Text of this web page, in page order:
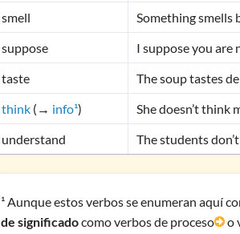
smell
Something smells
suppose
I suppose you are
taste
The soup tastes
think (→ info¹) She doesn’t think
understand
The students
¹ Aunque estos verbos se enumeran aquí
de significadocomo verbos de proceso o